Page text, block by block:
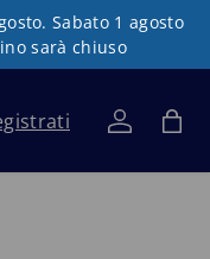
Sabato 1 agosto
sarà chiuso
Accedi